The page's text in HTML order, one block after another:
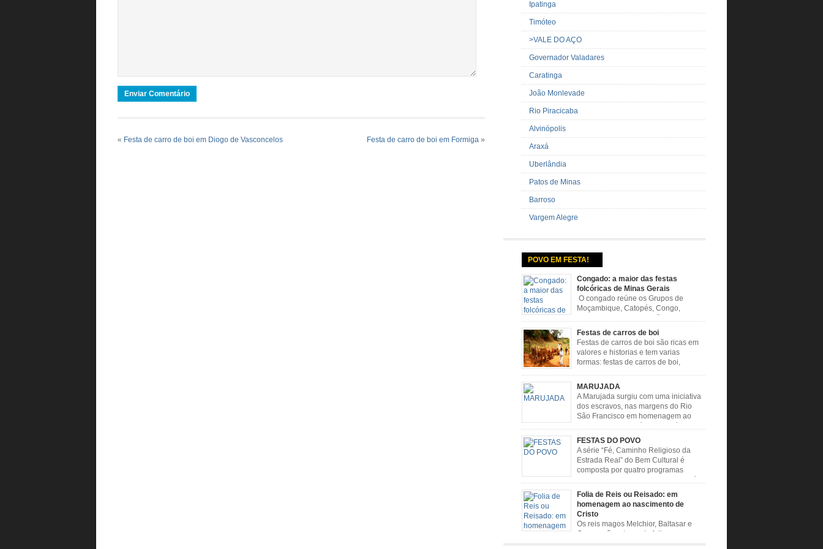
« Festa de carro de boi em Diogo de Vasconcelos Festa de carro de boi em Formiga »
Ipatinga
Timóteo
>VALE DO AÇO
Governador Valadares
Caratinga
João Monlevade
Rio Piracicaba
Alvinópolis
Araxá
Uberlândia
Patos de Minas
Barroso
Vargem Alegre
POVO EM FESTA!
Congado: a maior das festas
folcóricas de Minas Gerais
O congado reúne os Grupos de
Moçambique, Catopés, Congo,
Marujada, Caboclos, Vilão e
Candombe. Escravos trazidos da África buscavam,
através de rituais, extrapolar seus sentimentos e culto
a sua fé. O Congado nasceu da fusão destes ritos com
a religião católica, imposta aos negros pela Igreja,
surgindo novas histórias que envolviam, sobretudo,
Nossa Senhora do […]
Festas de carros de boi
Festas de carros de boi são ricas em
valores e historias e tem varias
formas: festas de carros de boi,
carros de boi, rodeios, carreatas de carros de boi,
mutirão de carros de boi, carreteada, carreiros,
candeeiros, boiadas, carapinas, artesãos, exposição
agropecuária, ou seja é um ponto forte […]
MARUJADA
A Marujada surgiu com uma iniciativa
dos escravos, nas margens do Rio
São Francisco em homenagem ao
de identidade dos negros escravizados, São Benedito.
Este Santo foi assumido como sendo milagroso e
grande protetor de suas causas. o ponto alto da festa
de São Benedito é a Marujada. […]
FESTAS DO POVO
A série “Fé, Caminho Religioso da
Estrada Real” do Bem Cultural é
composta por quatro programas
o patrimônio imaterial das cidades que fazem parte
rota religiosa que liga os Santuários de Nossa
Senhora da Piedade (MG) e Nossa Senhora da
Conceição Aparecida (SP) pela Estrada Real. Quarto
episódio […]
Folia de Reis ou Reisado: em
homenagem ao nascimento de
Cristo
Os reis magos Melchior, Baltasar e
Gaspar são o tema da folia, que
acontece no período de festas, entre 24 de dezembro e